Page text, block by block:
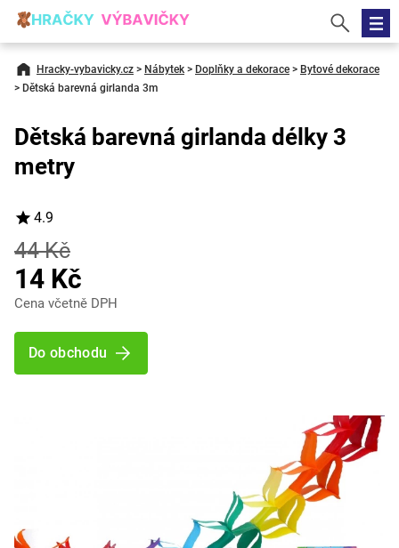
Hracky-vybavicky.cz > Nábytek > Doplňky a dekorace > Bytové dekorace
> Dětská barevná girlanda 3m
Dětská barevná girlanda délky 3
metry
4.9
44 Kč
14 Kč
Cena včetně DPH
Do obchodu